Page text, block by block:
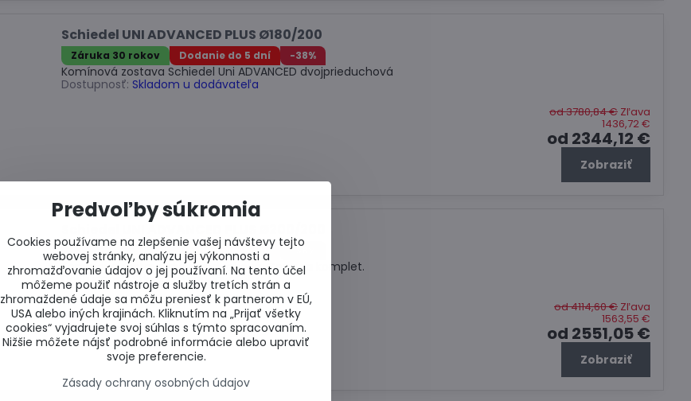
Schiedel UNI ADVANCED PLUS Ø180/200
Záruka 30 rokov Dodanie do 5 dní -38%
Komínová zostava Schiedel Uni ADVANCED dvojprieduchová
Dostupnosť: Skladom u dodávateľa
od 2344,12 €
od 3780,84 € Zľava
1436,72 €
Zobraziť
Záruka 30 rokov Dodanie do 5 dní -38%
Komínová zostava dvojprieduchová. Cena za komplet.
Dostupnosť: Skladom u dodávateľa
od 2551,05 €
od 4114,60 € Zľava
1563,55 €
Zobraziť
Predvoľby súkromia
Cookies používame na zlepšenie vašej návštevy tejto
webovej stránky, analýzu jej výkonnosti a
zhromažďovanie údajov o jej používaní. Na tento účel
môžeme použiť nástroje a služby tretích strán a
zhromaždené údaje sa môžu preniesť k partnerom v EÚ,
USA alebo iných krajinách. Kliknutím na „Prijať všetky
cookies“ vyjadrujete svoj súhlas s týmto spracovaním.
Nižšie môžete nájsť podrobné informácie alebo upraviť
svoje preferencie.
Zásady ochrany osobných údajov